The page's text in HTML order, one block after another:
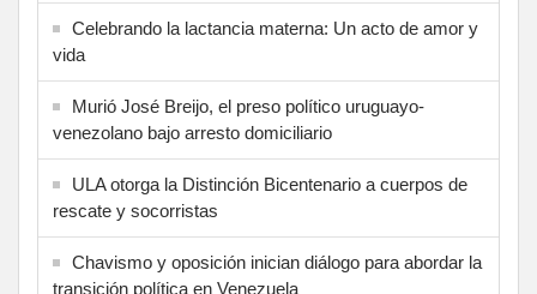
Celebrando la lactancia materna: Un acto de amor y
vida
Murió José Breijo, el preso político uruguayo-
venezolano bajo arresto domiciliario
ULA otorga la Distinción Bicentenario a cuerpos de
rescate y socorristas
Chavismo y oposición inician diálogo para abordar la
transición política en Venezuela